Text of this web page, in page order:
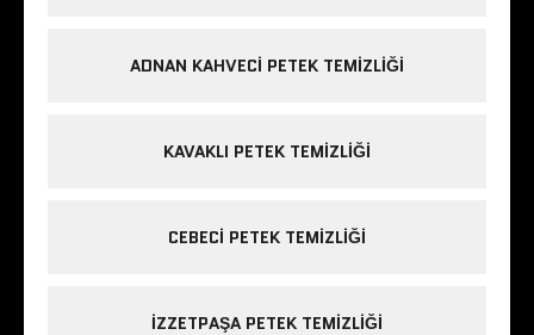
ADNAN KAHVECI PETEK TEMIZLIĞI
KAVAKLI PETEK TEMIZLIĞI
CEBECI PETEK TEMIZLIĞI
IZZETPAŞA PETEK TEMIZLIĞI